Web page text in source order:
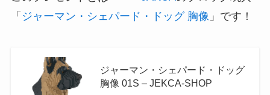
「 ジャーマン・シェパード・ドッグ 胸像 」です！
ジャーマン・シェパード・ドッグ
胸像 01S – JEKCA-SHOP